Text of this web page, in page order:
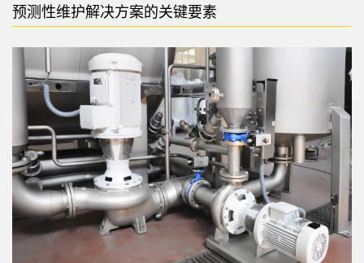
预测性维护解决方案的关键要素